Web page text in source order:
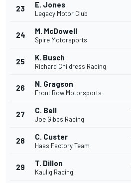
23 E. Jones
Legacy Motor Club
24 M. McDowell
Spire Motorsports
25 K. Busch
Richard Childress Racing
26 N. Gragson
Front Row Motorsports
27 C. Bell
Joe Gibbs Racing
28 C. Custer
Haas Factory Team
29 T. Dillon
Kaulig Racing